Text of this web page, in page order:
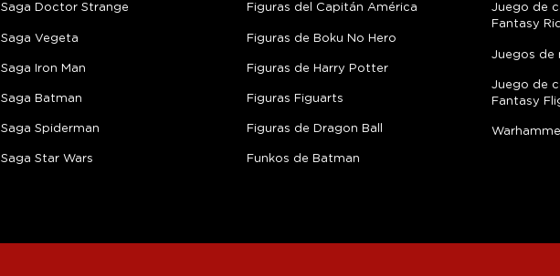
Saga Doctor Strange
Saga Vegeta
Saga Iron Man
Saga Batman
Saga Spiderman
Saga Star Wars
Figuras del Capitán América
Figuras de Boku No Hero
Figuras de Harry Potter
Figuras Figuarts
Figuras de Dragon Ball
Funkos de Batman
Juego de
Fantasy
Juegos de
Juego de
Fantasy